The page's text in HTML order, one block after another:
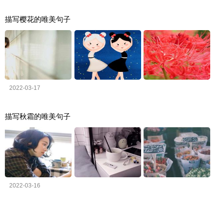
描写樱花的唯美句子
2022-03-17
描写秋霜的唯美句子
2022-03-16